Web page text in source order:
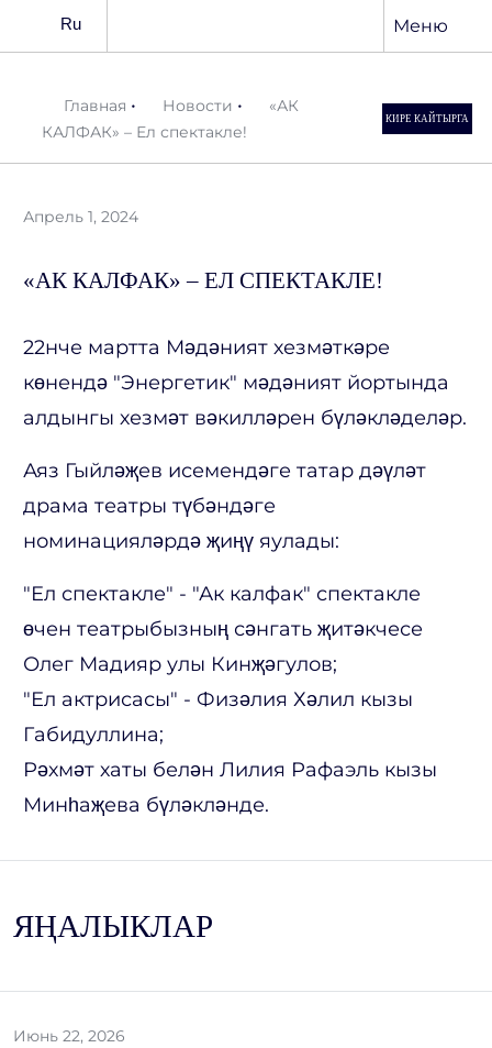
Меню
Ru
Главная • Новости •
«АК
КАЛФАК» – Ел спектакле!
КИРЕ КАЙТЫРГА
Апрель 1, 2024
«АК КАЛФАК» – ЕЛ СПЕКТАКЛЕ!
22нче мартта Мәдәният хезмәткәре
көнендә "Энергетик" мәдәният йортында
алдынгы хезмәт вәкилләрен бүләкләделәр.
Аяз Гыйләҗев исемендәге татар дәүләт
драма театры түбәндәге
номинацияләрдә җиңү яулады:
"Ел спектакле" - "Ак калфак" спектакле
өчен театрыбызның сәнгать җитәкчесе
Олег Мадияр улы Кинҗәгулов;
"Ел актрисасы" - Физәлия Хәлил кызы
Габидуллина;
Рәхмәт хаты белән Лилия Рафаэль кызы
Минһаҗева бүләкләнде.
ЯҢАЛЫКЛАР
Июнь 22, 2026